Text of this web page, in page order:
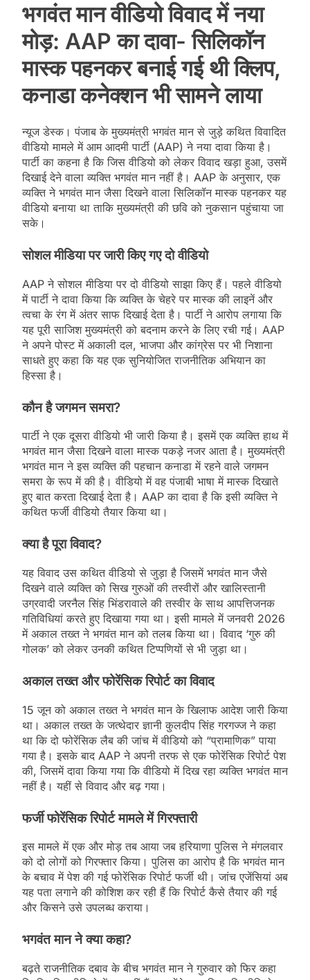
भगवंत मान वीडियो विवाद में नया
मोड़: AAP का दावा- सिलिकॉन
मास्क पहनकर बनाई गई थी क्लिप,
कनाडा कनेक्शन भी सामने लाया
न्यूज डेस्क। पंजाब के मुख्यमंत्री भगवंत मान से जुड़े कथित विवादित
वीडियो मामले में आम आदमी पार्टी (AAP) ने नया दावा किया है।
पार्टी का कहना है कि जिस वीडियो को लेकर विवाद खड़ा हुआ, उसमें
दिखाई देने वाला व्यक्ति भगवंत मान नहीं है। AAP के अनुसार, एक
व्यक्ति ने भगवंत मान जैसा दिखने वाला सिलिकॉन मास्क पहनकर यह
वीडियो बनाया था ताकि मुख्यमंत्री की छवि को नुकसान पहुंचाया जा
सके।
सोशल मीडिया पर जारी किए गए दो वीडियो
AAP ने सोशल मीडिया पर दो वीडियो साझा किए हैं। पहले वीडियो
में पार्टी ने दावा किया कि व्यक्ति के चेहरे पर मास्क की लाइनें और
त्वचा के रंग में अंतर साफ दिखाई देता है। पार्टी ने आरोप लगाया कि
यह पूरी साजिश मुख्यमंत्री को बदनाम करने के लिए रची गई। AAP
ने अपने पोस्ट में अकाली दल, भाजपा और कांग्रेस पर भी निशाना
साधते हुए कहा कि यह एक सुनियोजित राजनीतिक अभियान का
हिस्सा है।
कौन है जगमन समरा?
पार्टी ने एक दूसरा वीडियो भी जारी किया है। इसमें एक व्यक्ति हाथ में
भगवंत मान जैसा दिखने वाला मास्क पकड़े नजर आता है। मुख्यमंत्री
भगवंत मान ने इस व्यक्ति की पहचान कनाडा में रहने वाले जगमन
समरा के रूप में की है। वीडियो में वह पंजाबी भाषा में मास्क दिखाते
हुए बात करता दिखाई देता है। AAP का दावा है कि इसी व्यक्ति ने
कथित फर्जी वीडियो तैयार किया था।
क्या है पूरा विवाद?
यह विवाद उस कथित वीडियो से जुड़ा है जिसमें भगवंत मान जैसे
दिखने वाले व्यक्ति को सिख गुरुओं की तस्वीरों और खालिस्तानी
उग्रवादी जरनैल सिंह भिंडरावाले की तस्वीर के साथ आपत्तिजनक
गतिविधियां करते हुए दिखाया गया था। इसी मामले में जनवरी 2026
में अकाल तख्त ने भगवंत मान को तलब किया था। विवाद ‘गुरु की
गोलक’ को लेकर उनकी कथित टिप्पणियों से भी जुड़ा था।
अकाल तख्त और फोरेंसिक रिपोर्ट का विवाद
15 जून को अकाल तख्त ने भगवंत मान के खिलाफ आदेश जारी किया
था। अकाल तख्त के जत्थेदार ज्ञानी कुलदीप सिंह गरगज्ज ने कहा
था कि दो फोरेंसिक लैब की जांच में वीडियो को “प्रामाणिक” पाया
गया है। इसके बाद AAP ने अपनी तरफ से एक फोरेंसिक रिपोर्ट पेश
की, जिसमें दावा किया गया कि वीडियो में दिख रहा व्यक्ति भगवंत मान
नहीं है। यहीं से विवाद और बढ़ गया।
फर्जी फोरेंसिक रिपोर्ट मामले में गिरफ्तारी
इस मामले में एक और मोड़ तब आया जब हरियाणा पुलिस ने मंगलवार
को दो लोगों को गिरफ्तार किया। पुलिस का आरोप है कि भगवंत मान
के बचाव में पेश की गई फोरेंसिक रिपोर्ट फर्जी थी। जांच एजेंसियां अब
यह पता लगाने की कोशिश कर रही हैं कि रिपोर्ट कैसे तैयार की गई
और किसने उसे उपलब्ध कराया।
भगवंत मान ने क्या कहा?
बढ़ते राजनीतिक दबाव के बीच भगवंत मान ने गुरुवार को फिर कहा